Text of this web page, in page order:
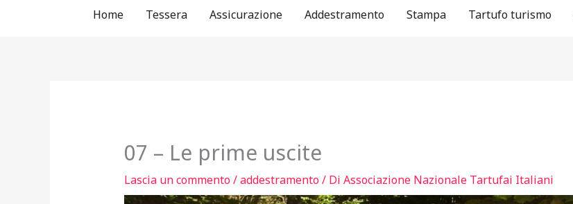
Home Tessera Assicurazione Addestramento Stampa Tartufo turismo
07 – Le prime uscite
Lascia un commento/addestramento/ Di Associazione Nazionale Tartufai Italiani